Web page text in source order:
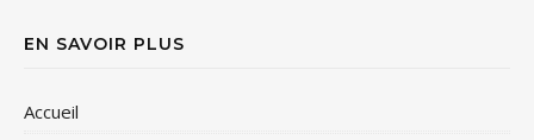
EN SAVOIR PLUS
Accueil